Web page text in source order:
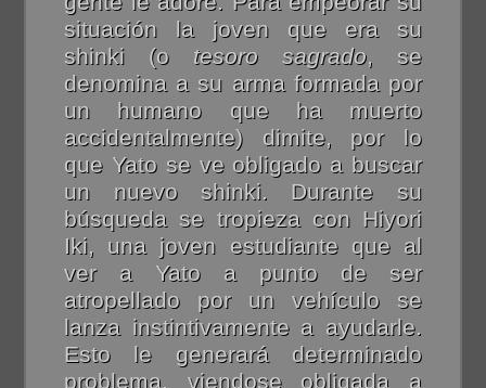
situación la joven que era su
shinki (o tesoro sagrado, se
denomina a su arma formada por
un humano que ha muerto
accidentalmente) dimite, por lo
que Yato se ve obligado a buscar
un nuevo shinki. Durante su
búsqueda se tropieza con Hiyori
Iki, una joven estudiante que al
ver a Yato a punto de ser
atropellado por un vehículo se
lanza instintivamente a ayudarle.
Esto le generará determinado
problema, viendose obligada a